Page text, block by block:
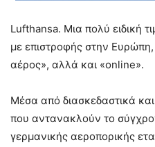
Lufthansa. Μια πολύ ειδική
με επιστροφής στην
αέρος», αλλά και «online».
Μέσα από διασκεδαστικά
που αντανακλούν το
γερμανικής αεροπορικής